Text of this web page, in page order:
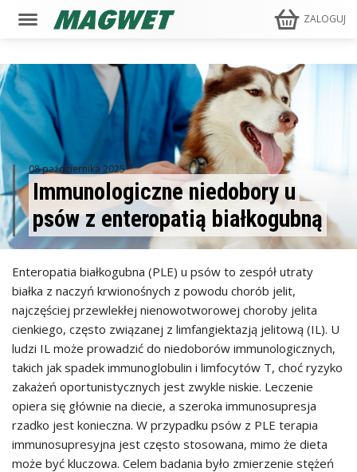
ZALOGUJ
08 października 2025
Immunologiczne niedobory u
psów z enteropatią białkogubną
Enteropatia białkogubna (PLE) u psów to zespół utraty
białka z naczyń krwionośnych z powodu chorób jelit,
najczęściej przewlekłej nienowotworowej choroby jelita
cienkiego, często związanej z limfangiektazją jelitową (IL). U
ludzi IL może prowadzić do niedoborów immunologicznych,
takich jak spadek immunoglobulin i limfocytów T, choć ryzyko
zakażeń oportunistycznych jest zwykle niskie. Leczenie
opiera się głównie na diecie, a szeroka immunosupresja
rzadko jest konieczna. W przypadku psów z PLE terapia
immunosupresyjna jest często stosowana, mimo że dieta
może być kluczowa. Celem badania było zmierzenie stężeń